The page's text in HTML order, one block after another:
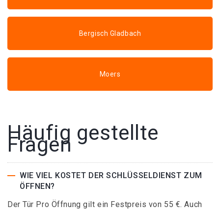
Bergisch Gladbach
Moers
Häufig gestellte
Fragen
WIE VIEL KOSTET DER SCHLÜSSELDIENST ZUM
ÖFFNEN?
Der Tür Pro Öffnung gilt ein Festpreis von 55 €. Auch